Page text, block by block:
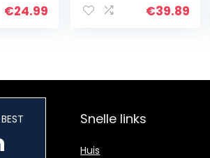
€24.99
n ✓ Gratis Online
€39.89
Snelle links
Huis